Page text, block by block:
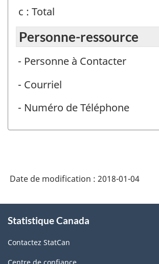
c : Total
Personne-ressource
- Personne à Contacter
- Courriel
- Numéro de Téléphone
Date de modification : 2018-01-04
propos
ce
site
Statistique Canada
Contactez StatCan